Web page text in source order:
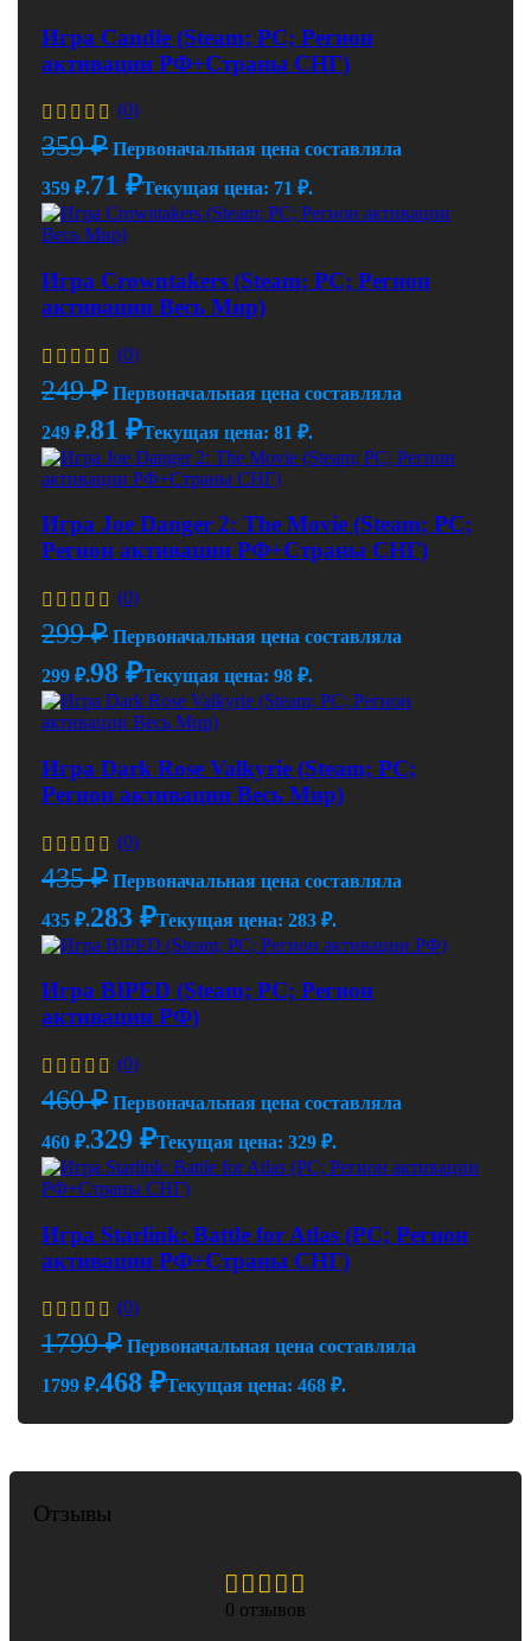
Игра Candle (Steam; PC; Регион
активации РФ+Страны СНГ)
(0)
359₽ Первоначальная цена составляла
359 ₽.71 ₽Текущая цена: 71 ₽.
Игра Crowntakers (Steam; PC; Регион
активации Весь Мир)
(0)
249₽ Первоначальная цена составляла
249 ₽.81 ₽Текущая цена: 81 ₽.
Игра Joe Danger 2: The Movie (Steam; PC;
Регион активации РФ+Страны СНГ)
(0)
299₽ Первоначальная цена составляла
299 ₽.98 ₽Текущая цена: 98 ₽.
Игра Dark Rose Valkyrie (Steam; PC;
Регион активации Весь Мир)
(0)
435₽ Первоначальная цена составляла
435 ₽.283 ₽Текущая цена: 283 ₽.
Игра BIPED (Steam; PC; Регион
активации РФ)
(0)
460₽ Первоначальная цена составляла
460 ₽.329 ₽Текущая цена: 329 ₽.
Игра Starlink: Battle for Atlas (PC; Регион
активации РФ+Страны СНГ)
(0)
1799₽ Первоначальная цена составляла
1799 ₽.468 ₽Текущая цена: 468 ₽.
Отзывы
0 отзывов